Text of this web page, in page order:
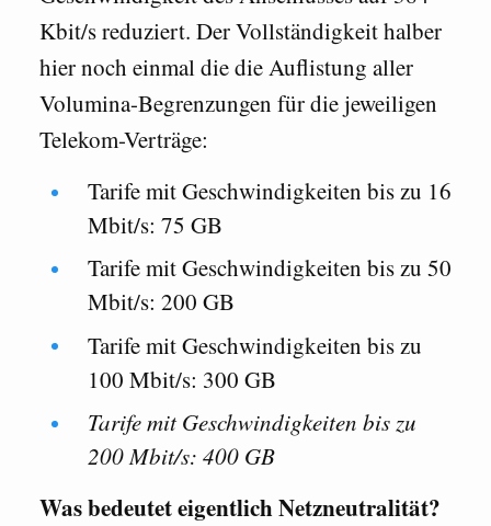
Kbit/s reduziert. Der Vollständigkeit halber
hier noch einmal die die Auflistung aller
Volumina-Begrenzungen für die jeweiligen
Telekom-Verträge:
Tarife mit Geschwindigkeiten bis zu 16
Mbit/s: 75 GB
Tarife mit Geschwindigkeiten bis zu 50
Mbit/s: 200 GB
Tarife mit Geschwindigkeiten bis zu
100 Mbit/s: 300 GB
Tarife mit Geschwindigkeiten bis zu
200 Mbit/s: 400 GB
Was bedeutet eigentlich Netzneutralität?